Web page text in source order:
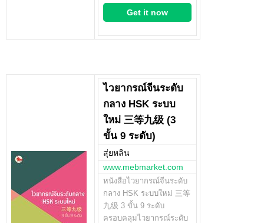
Get it now
ไวยากรณ์จีนระดับ
กลาง HSK ระบบ
ใหม่ 三等九级 (3
ขั้น 9 ระดับ)
สุ่ยหลิน
www.mebmarket.com
หนังสือไวยากรณ์จีนระดับ
กลาง HSK ระบบใหม่ 三等
九级 3 ขั้น 9 ระดับ
ครอบคลุมไวยากรณ์ระดับ